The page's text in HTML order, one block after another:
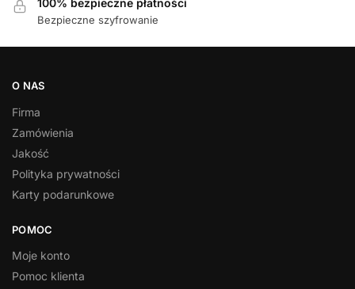
100% bezpieczne płatności
Bezpieczne szyfrowanie
O NAS
Firma
Zamówienia
Jakość
Polityka prywatności
Karty podarunkowe
POMOC
Moje konto
Pomoc klienta